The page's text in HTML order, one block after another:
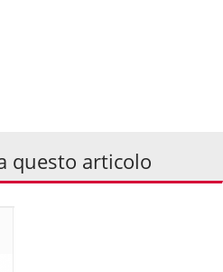
questo articolo